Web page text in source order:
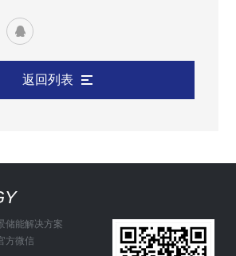
返回列表
储能解决方案
方微信